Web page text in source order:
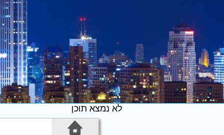
לא נמצא תוכן